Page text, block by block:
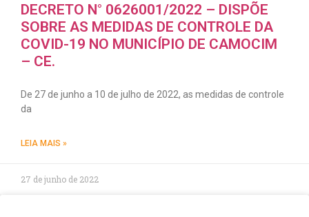
DECRETO N° 0626001/2022 – DISPÕE
SOBRE AS MEDIDAS DE CONTROLE DA
COVID-19 NO MUNICÍPIO DE CAMOCIM
– CE.
De 27 de junho a 10 de julho de 2022, as medidas de controle
da
LEIA MAIS »
27 de junho de 2022